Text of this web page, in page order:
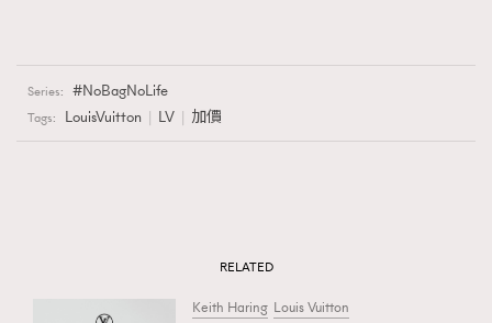
Series: NoBagNoLife
Tags: LouisVuitton LV 加價
RELATED
Keith Haring Louis Vuitton